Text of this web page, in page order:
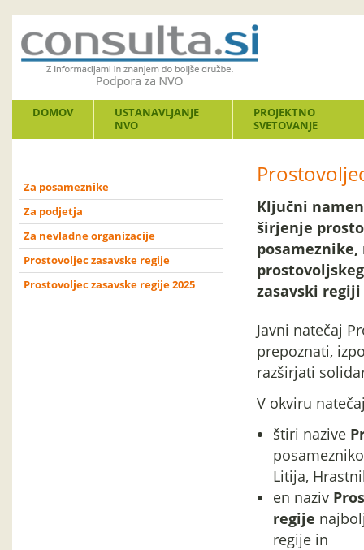
DOMOV
USTANAVLJANJE
NVO
PROJEKTNO
SVETOVANJE
Za posameznike
Za podjetja
Za nevladne organizacije
Prostovoljec zasavske regije
Prostovoljec zasavske regije 2025
Ključni
širjenje
zasavski
Javni natečaj
prepoznati,
razširjati
V okviru
štiri nazive
Litija,
en naziv
regije
regije in